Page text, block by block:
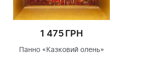
1 475 ГРН
Панно «Казковий олень»